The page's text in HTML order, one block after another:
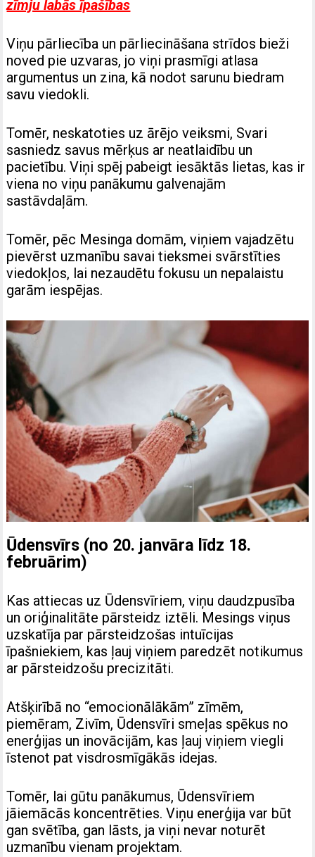
zīmju labās īpašības
Viņu pārliecība un pārliecināšana strīdos bieži
noved pie uzvaras, jo viņi prasmīgi atlasa
argumentus un zina, kā nodot sarunu biedram
savu viedokli.
Tomēr, neskatoties uz ārējo veiksmi, Svari
sasniedz savus mērķus ar neatlaidību un
pacietību. Viņi spēj pabeigt iesāktās lietas, kas ir
viena no viņu panākumu galvenajām
sastāvdaļām.
Tomēr, pēc Mesinga domām, viņiem vajadzētu
pievērst uzmanību savai tieksmei svārstīties
viedokļos, lai nezaudētu fokusu un nepalaistu
garām iespējas.
Ūdensvīrs (no 20. janvāra līdz 18.
februārim)
Kas attiecas uz Ūdensvīriem, viņu daudzpusība
un oriģinalitāte pārsteidz iztēli. Mesings viņus
uzskatīja par pārsteidzošas intuīcijas
īpašniekiem, kas ļauj viņiem paredzēt notikumus
ar pārsteidzošu precizitāti.
Atšķirībā no “emocionālākām” zīmēm,
piemēram, Zivīm, Ūdensvīri smeļas spēkus no
enerģijas un inovācijām, kas ļauj viņiem viegli
īstenot pat visdrosmīgākās idejas.
Tomēr, lai gūtu panākumus, Ūdensvīriem
jāiemācās koncentrēties. Viņu enerģija var būt
gan svētība, gan lāsts, ja viņi nevar noturēt
uzmanību vienam projektam.